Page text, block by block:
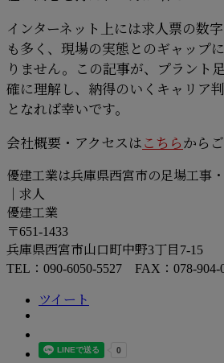
インターネット上には求人票の数
も多く、現場の実態とのギャップ
りません。この記事が、プラント
確に理解し、納得のいくキャリア
となれば幸いです。
会社概要・アクセスは こちら から
優建工業は兵庫県西宮市の足場工事
｜求人
優建工業
〒651-1433
兵庫県西宮市山口町中野3丁目7-15
TEL：090-6050-5527 FAX：078-904-
ツイート